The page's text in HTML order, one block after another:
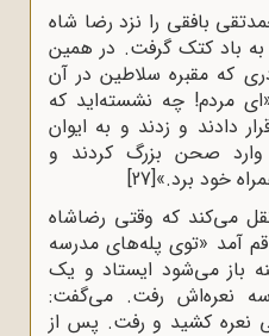
بافقی را نزد رضا شاه
به باد کتک گرفت. در همین
که مقبره سلاطین در آن
مردم! چه نشسته‌اید که
دادند و زدند و به ایوان
وارد صحن بزرگ کردند و
خود برد.»[27]
می‌کند که‌ وقتی‌ رضاشاه‌
قم‌ آمد «توی‌ پله‌های‌ مدرسه‌
باز می‌شود ایستاد و یک‌
نعره‌اش‌ رفت‌. می‌گفت‌:
نعره‌ کشید و رفت‌. پس‌ از